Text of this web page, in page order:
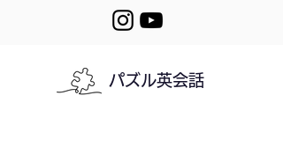
544. The Morning
パズル英会話